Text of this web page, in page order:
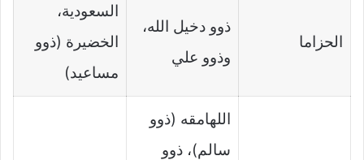
الحزاما
ذوو دخيل الله،
وذوو علي
السعودية،
الخضيرة (ذوو
مساعيد)
اللهامقه (ذوو
سالم)، ذوو